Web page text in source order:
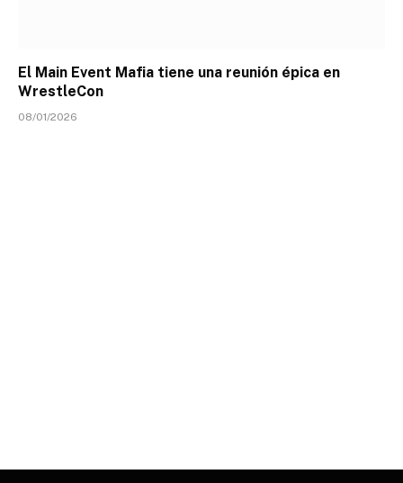
El Main Event Mafia tiene una reunión épica en
WrestleCon
08/01/2026